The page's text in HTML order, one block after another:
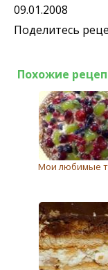
09.01.2008
Поделитесь
Похожие
Мои любимые